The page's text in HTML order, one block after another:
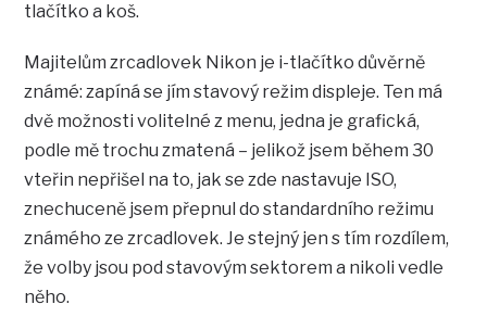
tlačítko a koš.
Majitelům zrcadlovek Nikon je i-tlačítko důvěrně
známé: zapíná se jím stavový režim displeje. Ten má
dvě možnosti volitelné z menu, jedna je grafická,
podle mě trochu zmatená – jelikož jsem během 30
vteřin nepřišel na to, jak se zde nastavuje ISO,
znechuceně jsem přepnul do standardního režimu
známého ze zrcadlovek. Je stejný jen s tím rozdílem,
že volby jsou pod stavovým sektorem a nikoli vedle
něho.